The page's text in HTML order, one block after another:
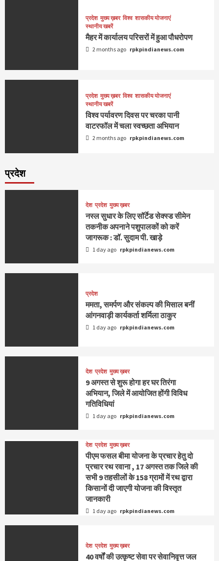
प्रदेश मुख्य ख़बर विश्व शासकीय योजनाएं
स्थानीय खबरें
मैहर में कार्यालय परिसरों में हुआ पौधरोपण
2 months ago rpkpindianews.com
प्रदेश मुख्य ख़बर विश्व शासकीय योजनाएं
स्थानीय खबरें
विश्व पर्यावरण दिवस पर चरका पानी
वाटरफॉल में चला स्वच्छता अभियान
2 months ago rpkpindianews.com
प्रदेश
देश प्रदेश मुख्य ख़बर
नस्ल सुधार के लिए सॉर्टेड सेक्स्ड सीमेन
तकनीक अपनाने पशुपालकों को करें
जागरूक : डॉ. सुदाम पी. खाड़े
1 day ago rpkpindianews.com
प्रदेश
ममता, समर्पण और संकल्प की मिसाल बनीं
आंगनवाड़ी कार्यकर्ता शर्मिला ठाकुर
1 day ago rpkpindianews.com
देश प्रदेश मुख्य ख़बर
9 अगस्‍त से शुरू होगा हर घर तिरंगा
अभियान, जिले में आयोजित होंगी विविध
गतिविधियां
1 day ago rpkpindianews.com
देश प्रदेश मुख्य ख़बर
पीएम फसल बीमा योजना के प्रचार हेतु दो
प्रचार रथ रवाना , 17 अगस्त तक जिले की
सभी 9 तहसीलों के 158 ग्रामों में रथ द्वारा
किसानों दी जाएगी योजना की विस्तृत
जानकारी
1 day ago rpkpindianews.com
देश प्रदेश मुख्य ख़बर
40 वर्षों की उत्कृष्ट सेवा पर सेवानिवृत्त जल